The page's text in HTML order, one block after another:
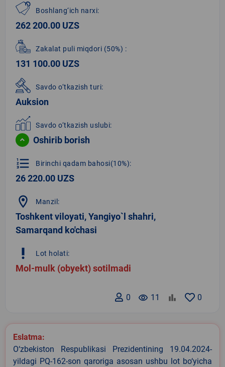
Boshlang‘ich narxi:
262 200.00 UZS
Zakalat puli miqdori (50%) :
131 100.00 UZS
Savdo o‘tkazish turi:
Auksion
Savdo o‘tkazish uslubi:
Oshirib borish
format_list_numbered Birinchi qadam bahosi(10%):
26 220.00 UZS
location_on Manzil:
Toshkent viloyati, Yangiyo`l shahri,
Samarqand ko'chasi
priority_high Lot holati:
Mol-mulk (obyekt) sotilmadi
0
remove_red_eye 11
0
Eslatma:
O‘zbekiston Respublikasi Prezidentining 19.04.2024-
yildagi PQ-162-son qaroriga asosan ushbu lot bo‘yicha